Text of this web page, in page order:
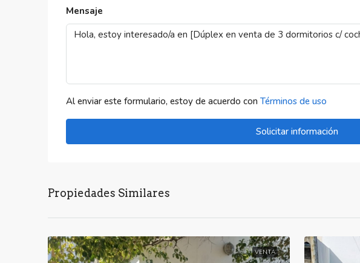
Mensaje
Al enviar este formulario, estoy de acuerdo con Términos de uso
Solicitar información
Propiedades Similares
VENTA